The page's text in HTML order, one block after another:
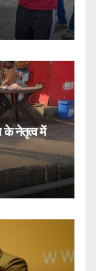
के नेतृत्व में